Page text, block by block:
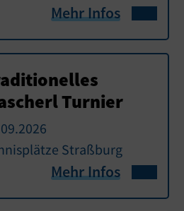
Mehr Infos
Turnier
Straßburg
Mehr Infos